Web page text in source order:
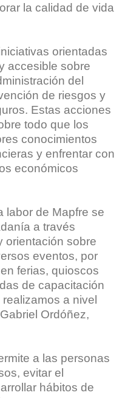
la calidad de vida
orientadas
accesible sobre
del
de riesgos y
Estas acciones
todo que los
conocimientos
y enfrentar con
económicos
labor de Mapfre se
a través
orientación sobre
eventos, por
ferias, quioscos
de capacitación
a nivel
Ordóñez,
a las personas
evitar el
hábitos de